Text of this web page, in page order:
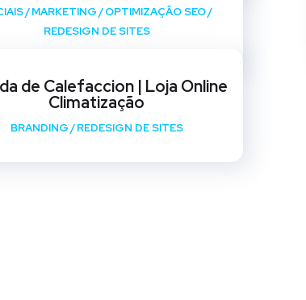
/MARKETING/OPTIMIZAÇÃO SEO/
REDESIGN DE SITES
de Calefaccion | Loja Online
Climatização
BRANDING/REDESIGN DE SITES